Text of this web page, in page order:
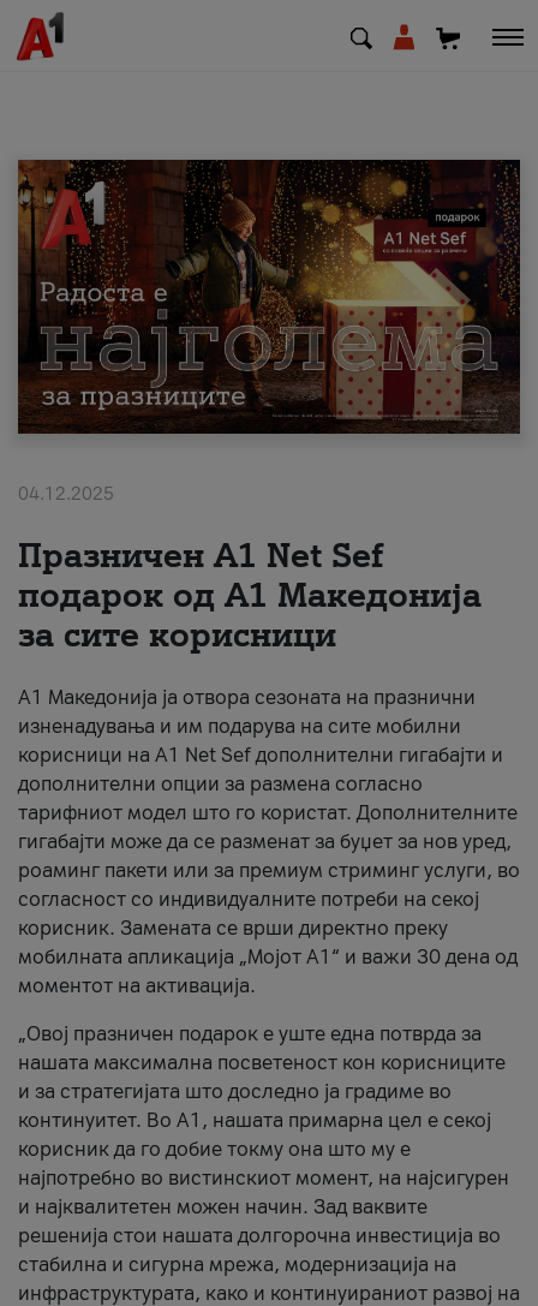
МК EN SQ
Приватни Деловни
Поддршка
Надополни кредит
За нас
#ПодобарОнлајн
04.12.2025
Празничен A1 Net Sеf
подарок од А1 Македонија
за сите корисници
А1 Македонија ја отвора сезоната на празнични
изненадувања и им подарува на сите мобилни
корисници на A1 Net Sef дополнителни гигабајти и
дополнителни опции за размена согласно
тарифниот модел што го користат. Дополнителните
гигабајти може да се разменат за буџет за нов уред,
роаминг пакети или за премиум стриминг услуги, во
согласност со индивидуалните потреби на секој
корисник. Замената се врши директно преку
мобилната апликација „Мојот А1“ и важи 30 дена од
моментот на активација.
„Овој празничен подарок е уште една потврда за
нашата максимална посветеност кон корисниците
и за стратегијата што доследно ја градиме во
континуитет. Во А1, нашата примарна цел е секој
корисник да го добие токму она што му е
најпотребно во вистинскиот момент, на најсигурен
и најквалитетен можен начин. Зад ваквите
решенија стои нашата долгорочна инвестиција во
стабилна и сигурна мрежа, модернизација на
инфраструктурата, како и континуираниот развој на